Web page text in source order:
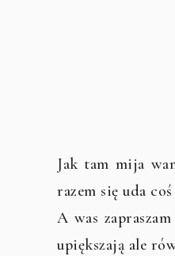
Jak tam mija
razem się uda
A was
upiększają ale